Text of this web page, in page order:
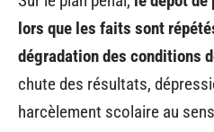
lors que les faits sont
dégradation des conditions
chute des résultats,
harcèlement scolaire au